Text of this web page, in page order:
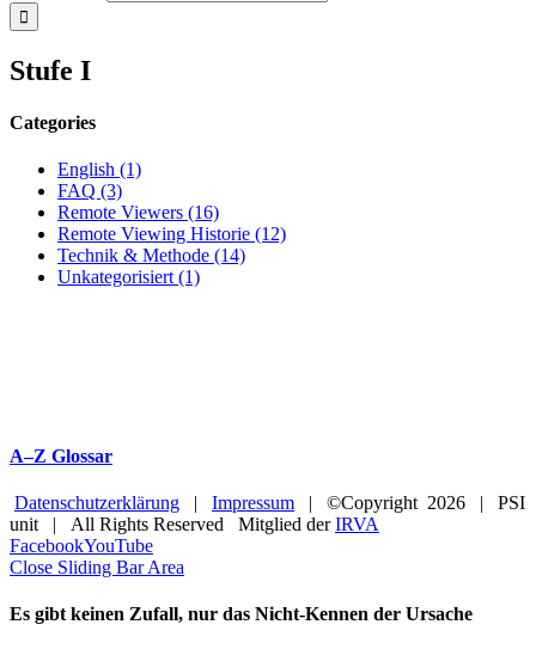
Stufe I
Categories
English (1)
FAQ (3)
Remote Viewers (16)
Remote Viewing Historie (12)
Technik & Methode (14)
Unkategorisiert (1)
A–Z Glossar
Datenschutzerklärung | Impressum | ©Copyright 2026 | PSI
unit | All Rights Reserved Mitglied derIRVA
FacebookYouTube
Close Sliding Bar Area
Es gibt keinen Zufall, nur das Nicht-Kennen der Ursache